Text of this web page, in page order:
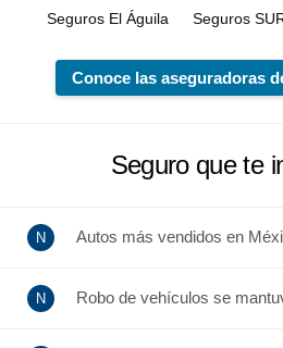
Seguros El Águila Seguros
Conoce las aseguradoras
Seguro que te
Autos más vendidos en
Robo de vehículos se